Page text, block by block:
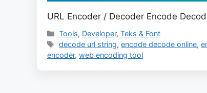
URL Encoder / Decoder Encode
Categories
Tools, Developer,Teks & Font
Tags
decode url string,encode decode online,
encoder, web encoding tool